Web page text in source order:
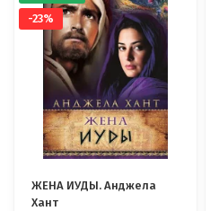
-23%
ЖЕНА ИУДЫ. Анджела
Хант